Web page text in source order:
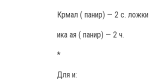
Крмал ( панир) — 2 с. ложки
ика ая ( панир) — 2 ч.
*
Для и: